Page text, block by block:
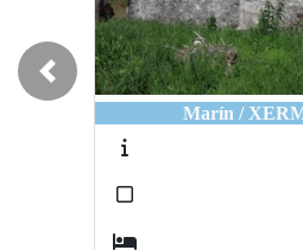
Marín /
A
Previous